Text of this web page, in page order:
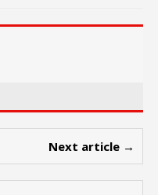
Next article →